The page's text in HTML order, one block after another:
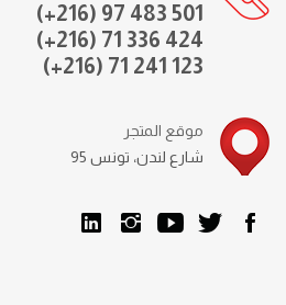
(+216) 97 483 501
(+216) 71 336 424
(+216) 71 241 123
موقع المتجر
95 شارع لندن، تونس